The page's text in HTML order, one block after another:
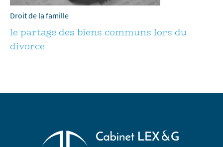
Droit de la famille
le partage des biens communs lors du
divorce